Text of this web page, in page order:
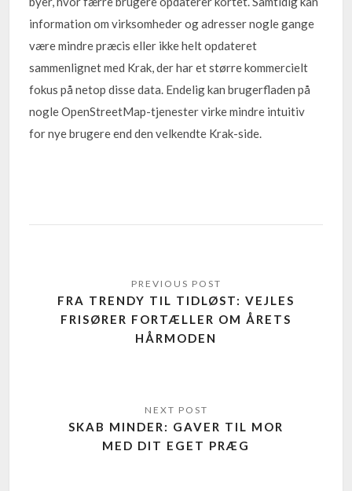
information om virksomheder og adresser nogle gange
være mindre præcis eller ikke helt opdateret
sammenlignet med Krak, der har et større kommercielt
fokus på netop disse data. Endelig kan brugerfladen på
nogle OpenStreetMap-tjenester virke mindre intuitiv
for nye brugere end den velkendte Krak-side.
FRA TRENDY TIL TIDLØST: VEJLES
FRISØRER FORTÆLLER OM ÅRETS
HÅRMODEN
SKAB MINDER: GAVER TIL MOR
MED DIT EGET PRÆG